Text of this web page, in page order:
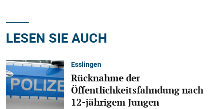
LESEN SIE AUCH
Esslingen
Rücknahme der
Öffentlichkeitsfahndung nach
12-jährigem Jungen